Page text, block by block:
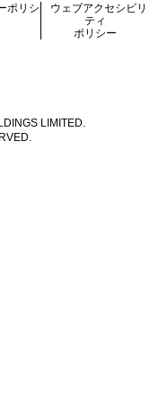
LIMITED.
ポリシ
ウェブアクセシビリ
ティ
ポリシー
しいウィンドウで開く